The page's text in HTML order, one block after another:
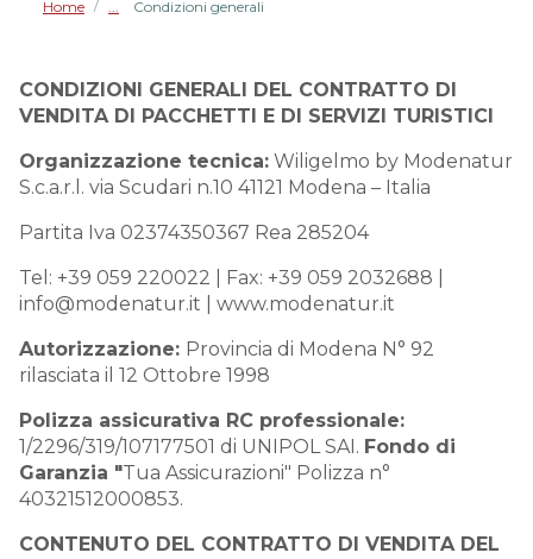
Home / Condizioni generali
CONDIZIONI GENERALI DEL CONTRATTO DI
VENDITA DI PACCHETTI E DI SERVIZI TURISTICI
Organizzazione tecnica: Wiligelmo by Modenatur
S.c.a.r.l. via Scudari n.10 41121 Modena – Italia
Partita Iva 02374350367 Rea 285204
Tel: +39 059 220022 | Fax: +39 059 2032688 |
info@modenatur.it | www.modenatur.it
Autorizzazione: Provincia di Modena N° 92
rilasciata il 12 Ottobre 1998
Polizza assicurativa RC professionale:
1/2296/319/107177501 di UNIPOL SAI. Fondo di
Garanzia "Tua Assicurazioni" Polizza n°
40321512000853.
CONTENUTO DEL CONTRATTO DI VENDITA DEL